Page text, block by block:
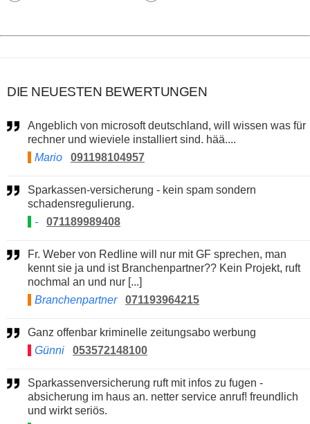
DIE NEUESTEN BEWERTUNGEN
Angeblich von microsoft deutschland, will wissen was für
rechner und wieviele installiert sind. hää....
Mario
091198104957
Sparkassen-versicherung - kein spam sondern
schadensregulierung.
-
071189989408
Fr. Weber von Redline will nur mit GF sprechen, man
kennt sie ja und ist Branchenpartner?? Kein Projekt, ruft
nochmal an und nur [...]
Branchenpartner
071193964215
Ganz offenbar kriminelle zeitungsabo werbung
Günni
053572148100
Sparkassenversicherung ruft mit infos zu fugen -
absicherung im haus an. netter service anruf! freundlich
und wirkt seriös.